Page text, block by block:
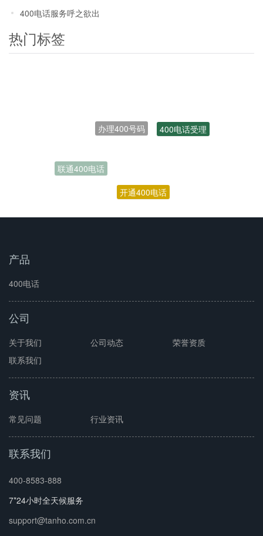
400电话服务呼之欲出
热门标签
开通400电话
联通400电话
400电话受理
产品
400电话
公司
关于我们 公司动态
荣誉资质
联系我们
资讯
常见问题 行业资讯
联系我们
400-8583-888
7*24小时全天候服务
support@tanho.com.cn